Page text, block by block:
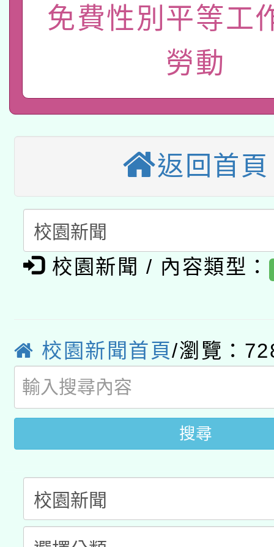
業技術研究院辦理「
用水績優單位及節水達
115年8月22日(星期六
桃園市孔廟祈福系列
開 智慧啟航」
2026年桃園地景藝術
本校115學年度第2次
招甄選結果公告(無人
本館辦理115年度閱讀
暨閱讀推動專業研習
科技賦能─人工智慧
礎課程
A3數位素養講師名單
「數位內容與教學軟體
pilot」
有關大陸委員會函釋公
用水績優單位及節水達
動」
桃園市孔廟祈福系列
開 智慧啟航」
2026年桃園地景藝術
免費性別平等工
勞動
返回首頁
校園新聞 / 內容類型：
校園新聞首頁/瀏覽：
搜尋